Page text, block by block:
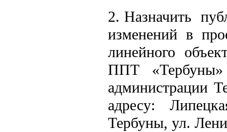
2. Назначить
изменений в
линейного
ППТ
администрации
адресу:
Тербуны, ул.